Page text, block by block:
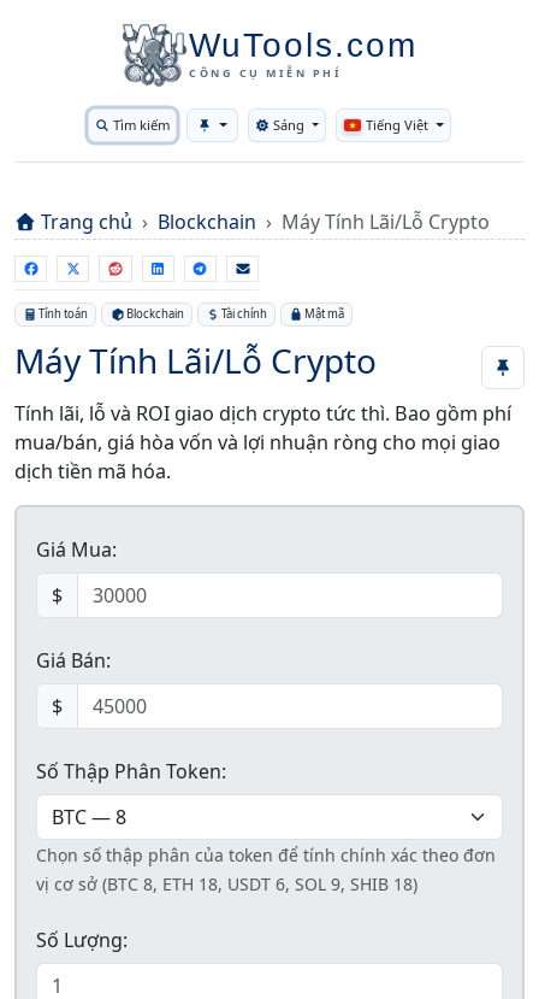
WuTools.com
CÔNG CỤ MIỄN PHÍ
Tìm kiếm Toggle theme
Sáng Tiếng Việt
Trang chủ Blockchain Máy Tính Lãi/Lỗ Crypto
Tính toán Blockchain Tài chính Mật mã
Máy Tính Lãi/Lỗ Crypto
Tính lãi, lỗ và ROI giao dịch crypto tức thì. Bao gồm phí
mua/bán, giá hòa vốn và lợi nhuận ròng cho mọi giao
dịch tiền mã hóa.
Giá Mua:
$
Giá Bán:
$
Số Thập Phân Token:
Chọn số thập phân của token để tính chính xác theo đơn
vị cơ sở (BTC 8, ETH 18, USDT 6, SOL 9, SHIB 18)
Số Lượng: